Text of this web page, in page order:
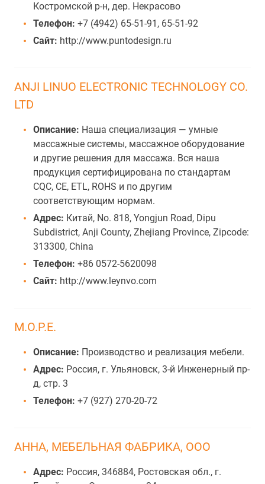
Костромской р-н, дер. Некрасово
Телефон: +7 (4942) 65-51-91, 65-51-92
Сайт: http://www.puntodesign.ru
ANJI LINUO ELECTRONIC TECHNOLOGY CO.
LTD
Описание: Наша специализация — умные
массажные системы, массажное оборудование
и другие решения для массажа. Вся наша
продукция сертифицирована по стандартам
CQC, CE, ETL, ROHS и по другим
соответствующим нормам.
Адрес: Китай, No. 818, Yongjun Road, Dipu
Subdistrict, Anji County, Zhejiang Province, Zipcode:
313300, China
Телефон: +86 0572-5620098
Сайт: http://www.leynvo.com
М.О.Р.Е.
Описание: Производство и реализация мебели.
Адрес: Россия, г. Ульяновск, 3-й Инженерный пр-
д, стр. 3
Телефон: +7 (927) 270-20-72
АННА, МЕБЕЛЬНАЯ ФАБРИКА, ООО
Адрес: Россия, 346884, Ростовская обл., г.